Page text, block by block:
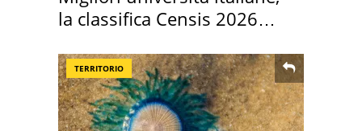
la classifica Censis 2026
TERRITORIO